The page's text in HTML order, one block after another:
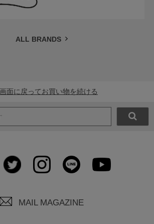
ALL BRANDS
面に戻ってお買い物を続ける
MAIL MAGAZINE